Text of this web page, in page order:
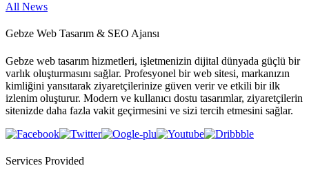
All News
Gebze Web Tasarım & SEO Ajansı
Gebze web tasarım hizmetleri, işletmenizin dijital dünyada güçlü bir
varlık oluşturmasını sağlar. Profesyonel bir web sitesi, markanızın
kimliğini yansıtarak ziyaretçilerinize güven verir ve etkili bir ilk
izlenim oluşturur. Modern ve kullanıcı dostu tasarımlar, ziyaretçilerin
sitenizde daha fazla vakit geçirmesini ve sizi tercih etmesini sağlar.
Services Provided